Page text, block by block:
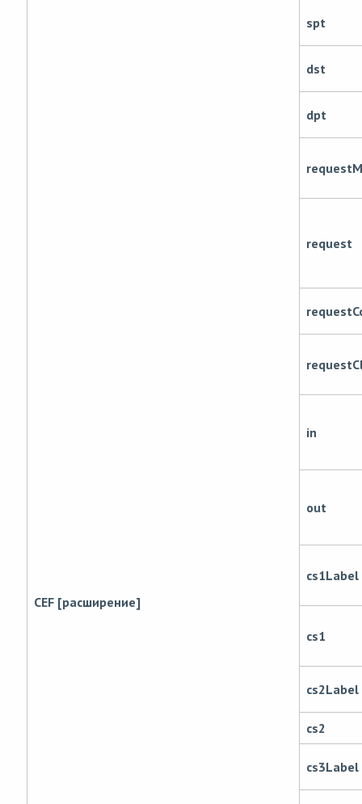
CEF [расширение]
spt
dst
dpt
request
in
out
cs1Label
cs1
cs2Label
cs2
cs3Label